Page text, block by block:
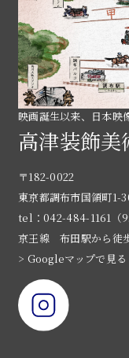
映画誕生以来、日本映
高津装飾
〒182-0022
東京都調布市国領町1-
tel：042-484-1161（
京王線 布田駅から徒
> Googleマップで見る